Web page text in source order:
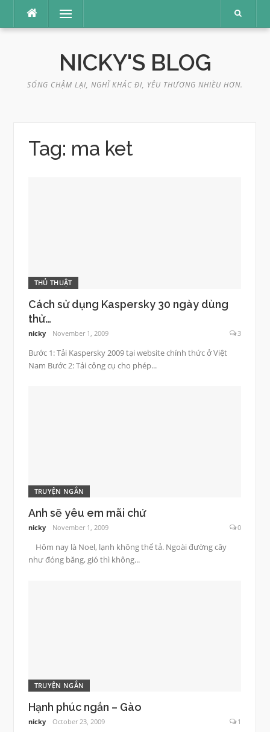
content
Menu
NICKY'S BLOG
SỐNG CHẬM LẠI, NGHĨ KHÁC ĐI, YÊU THƯƠNG NHIỀU HƠN.
Tag: ma ket
THỦ THUẬT
Cách sử dụng Kaspersky 30 ngày dùng
thử…
nicky November 1, 2009 3
Bước 1: Tải Kaspersky 2009 tại website chính thức ở Việt
Nam Bước 2: Tải công cụ cho phép...
TRUYỆN NGẮN
Anh sẽ yêu em mãi chứ
nicky November 1, 2009 0
Hôm nay là Noel, lạnh không thể tả. Ngoài đường cây
như đóng băng, gió thì không...
TRUYỆN NGẮN
Hạnh phúc ngắn – Gào
nicky October 23, 2009 1